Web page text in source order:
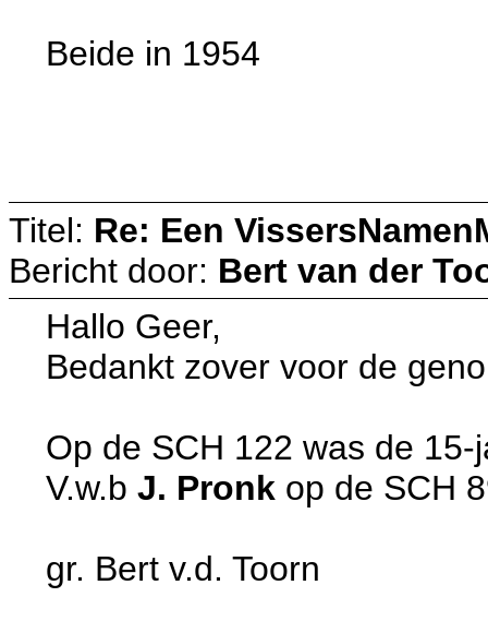
Beide in 1954
Titel: Re: Een
Bericht door: Bert van der
Hallo Geer,
Bedankt zover voor de
Op de SCH 122 was de
V.w.bJ. Pronk op de SCH
gr. Bert v.d. Toorn